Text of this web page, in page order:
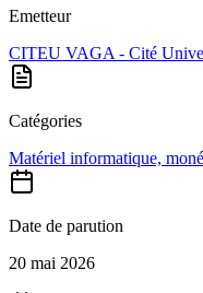
Emetteur
CITEU VAGA - Cité
Catégories
Matériel informatique,
Date de parution
20 mai 2026